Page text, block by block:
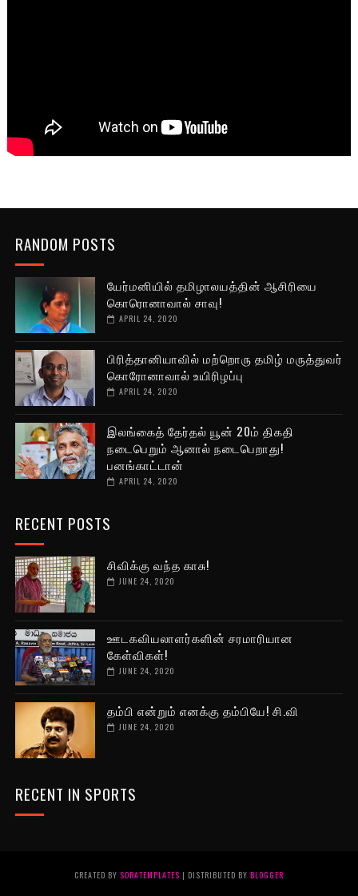
RANDOM POSTS
யேர்மனியில் தமிழாலயத்தின் ஆசிரியை
கொரொனாவால் சாவு!
APRIL 24, 2020
பிரித்தானியாவில் மற்றொரு தமிழ் மருத்துவர்
கொரோனாவால் உயிரிழப்பு
APRIL 24, 2020
இலங்கைத் தேர்தல் யூன் 20ம் திகதி
நடைபெறும் ஆனால் நடைபெறாது!
பனங்காட்டான்
APRIL 24, 2020
RECENT POSTS
சிவிக்கு வந்த காசு!
JUNE 24, 2020
ஊடகவியலாளர்களின் சரமாரியான
கேள்விகள்!
JUNE 24, 2020
தம்பி என்றும் எனக்கு தம்பியே! சி.வி
JUNE 24, 2020
RECENT IN SPORTS
CREATED BY SORATEMPLATES | DISTRIBUTED BY BLOGGER